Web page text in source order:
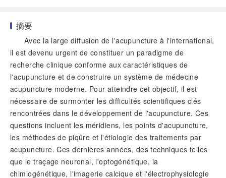
摘要
Avec la large diffusion de l'acupuncture à l'international,
il est devenu urgent de constituer un paradigme de
recherche clinique conforme aux caractéristiques de
l'acupuncture et de construire un système de médecine
acupuncture moderne. Pour atteindre cet objectif, il est
nécessaire de surmonter les difficultés scientifiques clés
rencontrées dans le développement de l'acupuncture. Ces
questions incluent les méridiens, les points d'acupuncture,
les méthodes de piqûre et l'étiologie des traitements par
acupuncture. Ces dernières années, des techniques telles
que le traçage neuronal, l'optogénétique, la
chimiogénétique, l'imagerie calcique et l'électrophysiologie